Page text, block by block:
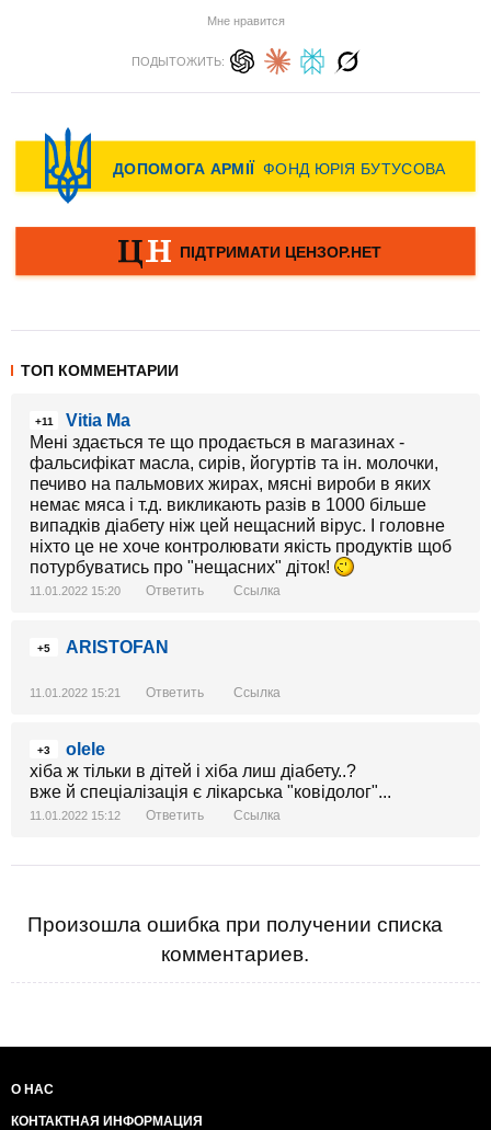
Мне нравится
ПОДЫТОЖИТЬ:
ТОП КОММЕНТАРИИ
+11
Vitia Ma
Мені здається те що продається в магазинах -
фальсифікат масла, сирів, йогуртів та ін. молочки,
печиво на пальмових жирах, мясні вироби в яких
немає мяса і т.д. викликають разів в 1000 більше
випадків діабету ніж цей нещасний вірус. І головне
ніхто це не хоче контролювати якість продуктів щоб
потурбуватись про "нещасних" діток!
11.01.2022 15:20 Ответить Ссылка
+5 ARISTOFAN
11.01.2022 15:21 Ответить Ссылка
+3
olele
хіба ж тільки в дітей і хіба лиш діабету..?
вже й спеціалізація є лікарська "ковідолог"...
11.01.2022 15:12 Ответить Ссылка
Произошла ошибка при получении списка
комментариев.
О НАС
КОНТАКТНАЯ ИНФОРМАЦИЯ